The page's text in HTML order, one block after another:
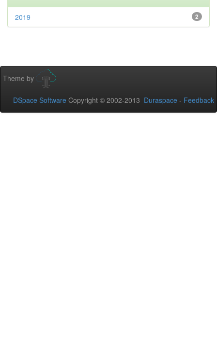
2
2019
Theme by
DSpace Software Copyright © 2002-2013 Duraspace - Feedback